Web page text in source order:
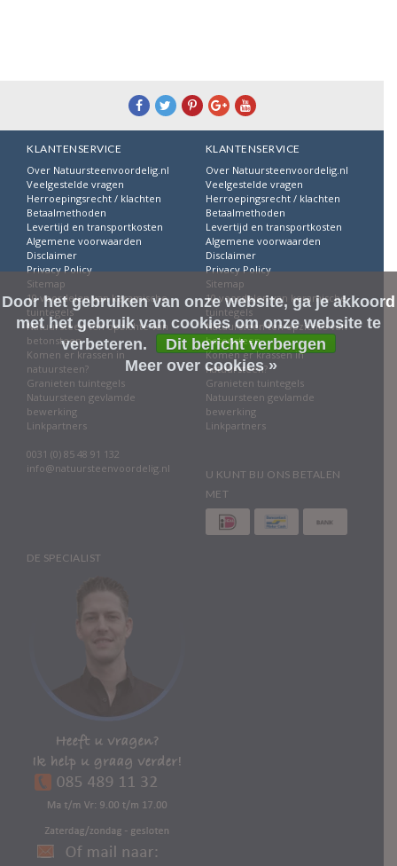
KLANTENSERVICE
Over Natuursteenvoordelig.nl
Veelgestelde vragen
Herroepingsrecht / klachten
Betaalmethoden
Levertijd en transportkosten
Algemene voorwaarden
Disclaimer
Privacy Policy
Sitemap
10 voordelen van keramische
tuintegels
Natuursteen ten opzichte van
betonsteen
Komen er krassen in
natuursteen?
Granieten tuintegels
Natuursteen gevlamde
bewerking
Linkpartners
0031 (0) 85 48 91 132
info@natuursteenvoordelig.nl
KLANTENSERVICE
Over Natuursteenvoordelig.nl
Veelgestelde vragen
Herroepingsrecht / klachten
Betaalmethoden
Levertijd en transportkosten
Algemene voorwaarden
Disclaimer
Privacy Policy
Sitemap
10 voordelen van keramische
tuintegels
Natuursteen ten opzichte van
betonsteen
Komen er krassen in
natuursteen?
Granieten tuintegels
Natuursteen gevlamde
bewerking
Linkpartners
U KUNT BIJ ONS BETALEN
MET
DE SPECIALIST
Door het gebruiken van onze website, ga je akkoord
met het gebruik van cookies om onze website te
verbeteren.
Dit bericht verbergen
Meer over cookies »